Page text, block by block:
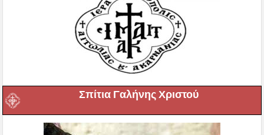
Σπίτια Γαλήνης Χριστού